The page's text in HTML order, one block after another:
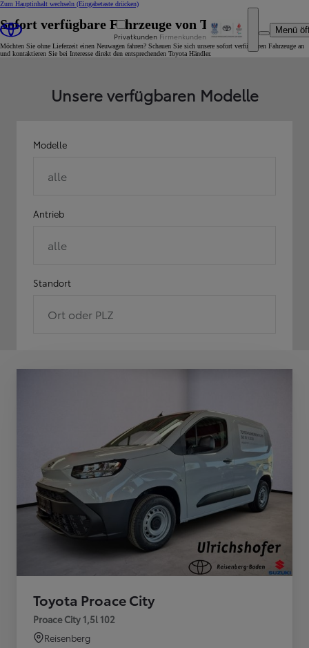
Zum Hauptinhalt wechseln (Eingabetaste drücken)
Privatkunden Firmenkunden
Menü
Sofort verfügbare Fahrzeuge von Toyota
Möchten Sie ohne Lieferzeit einen Neuwagen fahren? Schauen Sie sich unsere sofort verfügbaren Fahrzeuge an
und kontaktieren Sie bei Interesse direkt den entsprechenden Toyota Händler.
Unsere verfügbaren Modelle
Modelle
alle
Antrieb
alle
Standort
Ort oder PLZ
Toyota Proace City
Proace City 1,5l 102
Reisenberg